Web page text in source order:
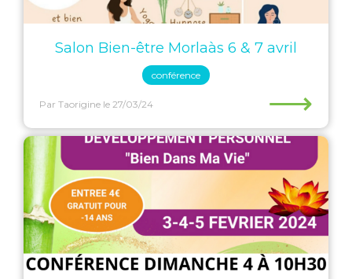
Salon Bien-être Morlaàs 6 & 7 avril
conférence
Par Taorigine le 27/03/24 ⟶